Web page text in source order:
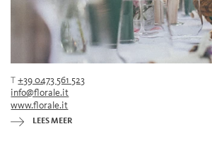
T+39 0473 561 523
info@florale.it
www.florale.it
LEES MEER